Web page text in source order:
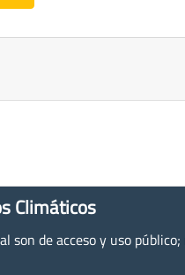
Climáticos
son de acceso y uso